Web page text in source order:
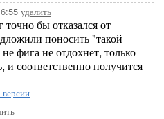
удалить
бы отказался от
поносить "такой
фига не отдохнет, только
и соответственно получится